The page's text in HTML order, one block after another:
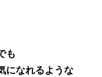
も
になれるような